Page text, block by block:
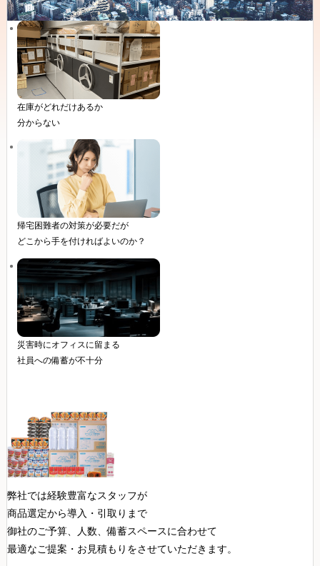
在庫がどれだけあるか
分からない
帰宅困難者の対策が必要だが
どこから手を付ければよいのか？
災害時にオフィスに留まる
社員への備蓄が不十分
弊社では経験豊富なスタッフが
商品選定から導入・引取り まで
御社のご予算、人数、備蓄スペースに合わせて
最適なご提案・お見積もり をさせていただきます。